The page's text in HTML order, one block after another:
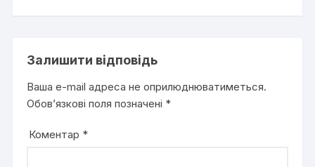
Залишити відповідь
Ваша e-mail адреса не оприлюднюватиметься.
Обов’язкові поля позначені *
Коментар *